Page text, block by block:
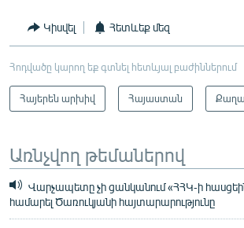
Կիսվել Հետևեք մեզ
Հոդվածը կարող եք գտնել հետևյալ բաժիններում
Հայերեն արխիվ Հայաստան
Առնչվող թեմաներով
Վարչապետը չի ցանկանում «ՀՀԿ-ի
համարել Ծառուկյանի հայտարարությունը